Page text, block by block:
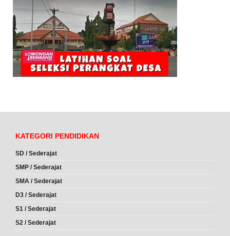
KATEGORI PENDIDIKAN
SD / Sederajat
SMP / Sederajat
SMA / Sederajat
D3 / Sederajat
S1 / Sederajat
S2 / Sederajat